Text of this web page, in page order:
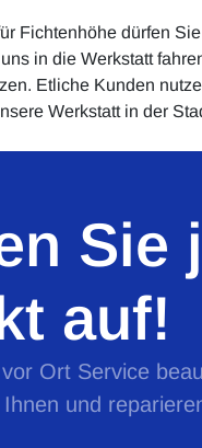
Fichtenhöhe dürfen
in die Werkstatt
Etliche Kunden
Werkstatt in der
Sie
auf!
Ort Service
und